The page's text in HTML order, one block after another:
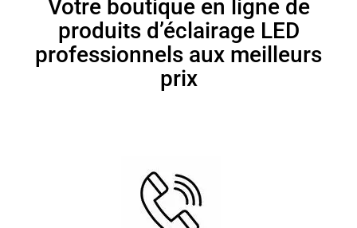
Votre boutique en ligne de
produits d’éclairage LED
professionnels aux meilleurs
prix